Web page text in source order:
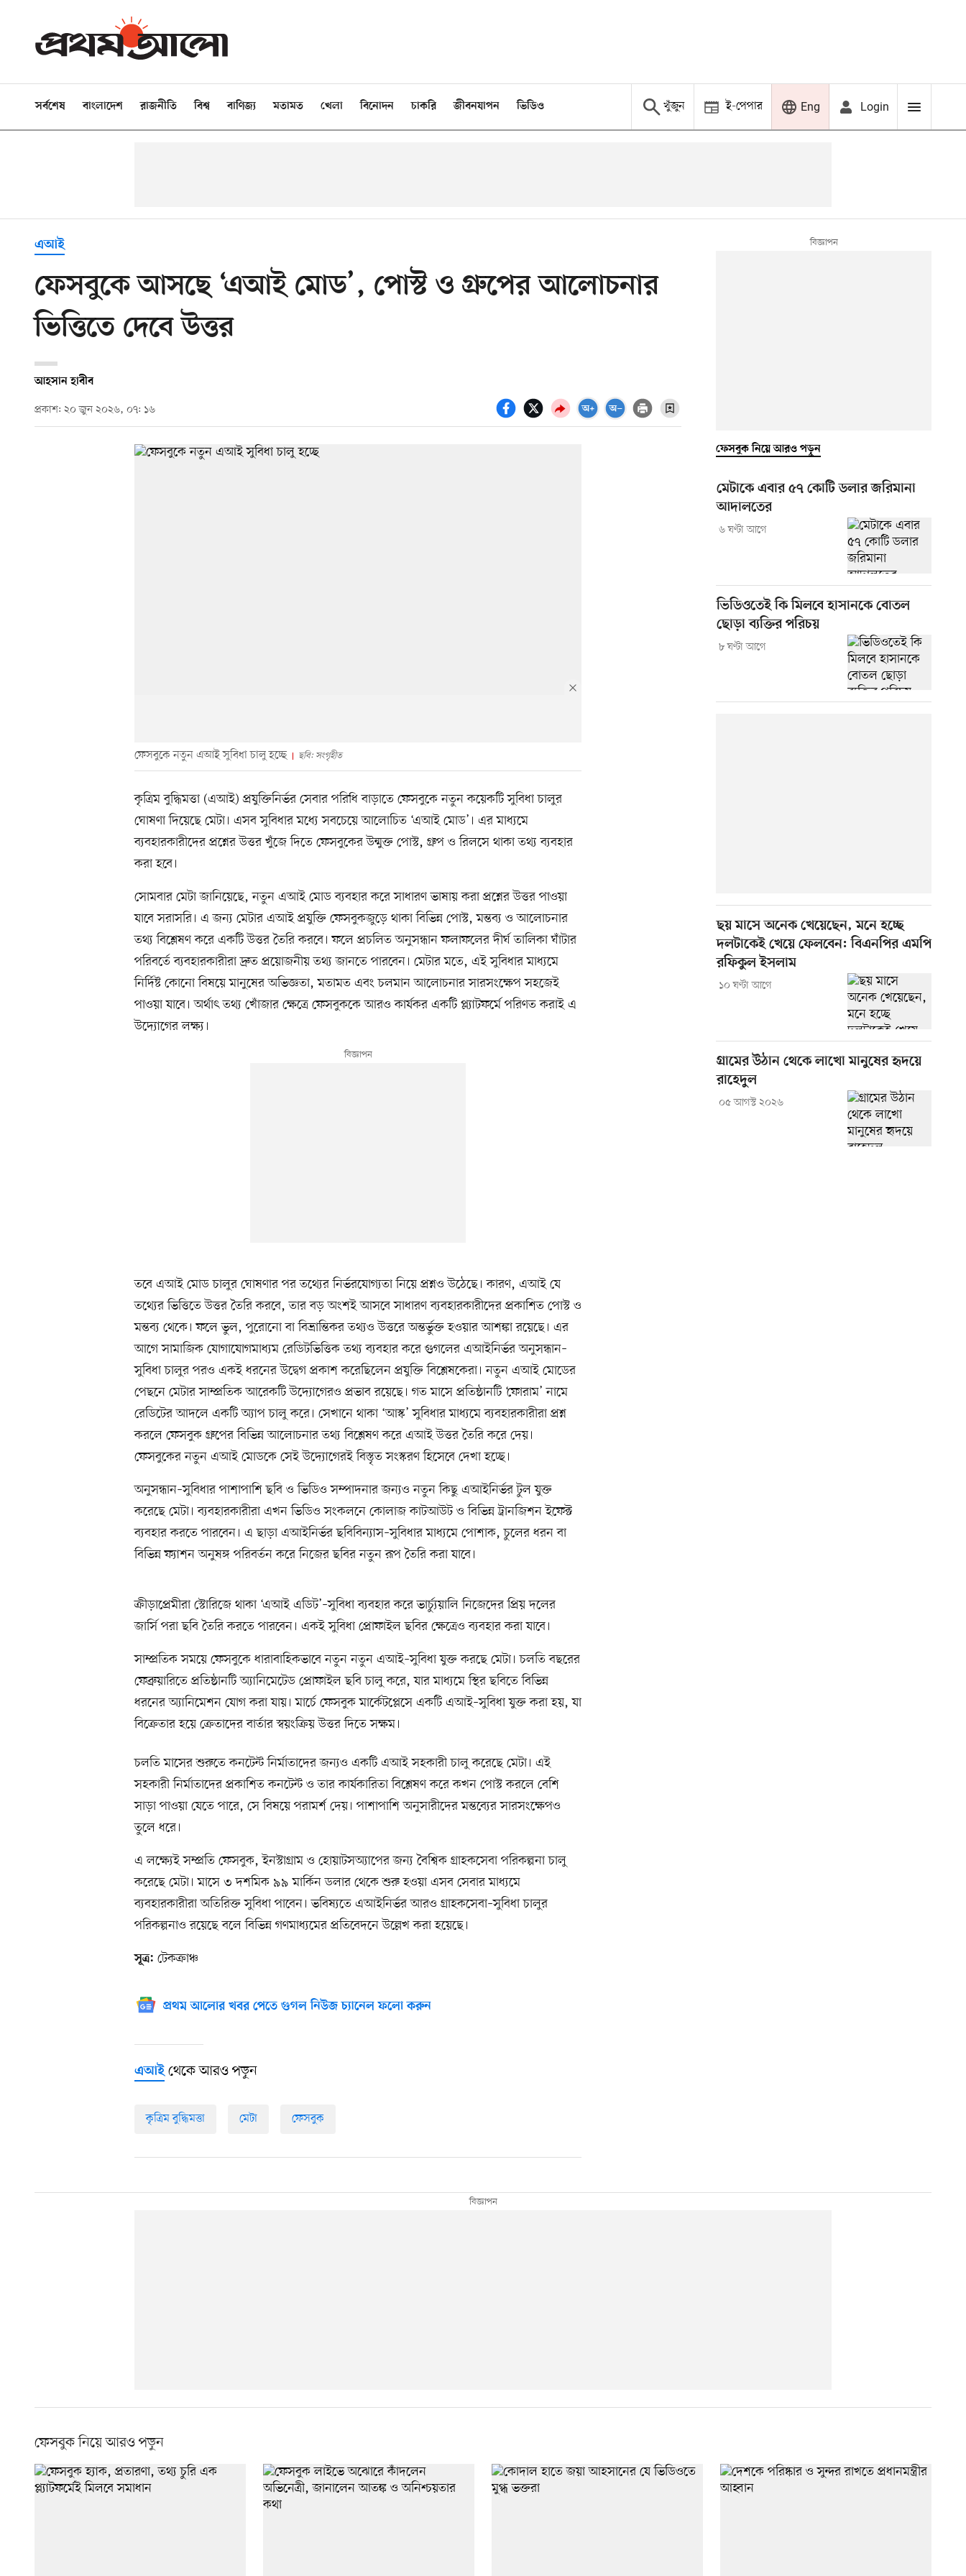
সর্বশেষ বাংলাদেশ রাজনীতি বিশ্ব বাণিজ্য মতামত খেলা বিনোদন চাকরি জীবনযাপন ভিডিও খুঁজুন ই-পেপার Eng Login
এআই
ফেসবুকে আসছে ‘এআই মোড’, পোস্ট ও গ্রুপের আলোচনার
ভিত্তিতে দেবে উত্তর
আহসান হাবীব
প্রকাশ: ২০ জুন ২০২৬, ০৭: ১৬
ফেসবুকে নতুন এআই সুবিধা চালু হচ্ছে ছবি: সংগৃহীত
কৃত্রিম বুদ্ধিমত্তা (এআই) প্রযুক্তিনির্ভর সেবার পরিধি বাড়াতে ফেসবুকে নতুন কয়েকটি সুবিধা চালুর
ঘোষণা দিয়েছে মেটা। এসব সুবিধার মধ্যে সবচেয়ে আলোচিত ‘এআই মোড’। এর মাধ্যমে
ব্যবহারকারীদের প্রশ্নের উত্তর খুঁজে দিতে ফেসবুকের উন্মুক্ত পোস্ট, গ্রুপ ও রিলসে থাকা তথ্য ব্যবহার
করা হবে।
সোমবার মেটা জানিয়েছে, নতুন এআই মোড ব্যবহার করে সাধারণ ভাষায় করা প্রশ্নের উত্তর পাওয়া
যাবে সরাসরি। এ জন্য মেটার এআই প্রযুক্তি ফেসবুকজুড়ে থাকা বিভিন্ন পোস্ট, মন্তব্য ও আলোচনার
তথ্য বিশ্লেষণ করে একটি উত্তর তৈরি করবে। ফলে প্রচলিত অনুসন্ধান ফলাফলের দীর্ঘ তালিকা ঘাঁটার
পরিবর্তে ব্যবহারকারীরা দ্রুত প্রয়োজনীয় তথ্য জানতে পারবেন। মেটার মতে, এই সুবিধার মাধ্যমে
নির্দিষ্ট কোনো বিষয়ে মানুষের অভিজ্ঞতা, মতামত এবং চলমান আলোচনার সারসংক্ষেপ সহজেই
পাওয়া যাবে। অর্থাৎ তথ্য খোঁজার ক্ষেত্রে ফেসবুককে আরও কার্যকর একটি প্ল্যাটফর্মে পরিণত করাই এ
উদ্যোগের লক্ষ্য।
তবে এআই মোড চালুর ঘোষণার পর তথ্যের নির্ভরযোগ্যতা নিয়ে প্রশ্নও উঠেছে। কারণ, এআই যে
তথ্যের ভিত্তিতে উত্তর তৈরি করবে, তার বড় অংশই আসবে সাধারণ ব্যবহারকারীদের প্রকাশিত পোস্ট ও
মন্তব্য থেকে। ফলে ভুল, পুরোনো বা বিভ্রান্তিকর তথ্যও উত্তরে অন্তর্ভুক্ত হওয়ার আশঙ্কা রয়েছে। এর
আগে সামাজিক যোগাযোগমাধ্যম রেডিটভিত্তিক তথ্য ব্যবহার করে গুগলের এআইনির্ভর অনুসন্ধান–
সুবিধা চালুর পরও একই ধরনের উদ্বেগ প্রকাশ করেছিলেন প্রযুক্তি বিশ্লেষকেরা। নতুন এআই মোডের
পেছনে মেটার সাম্প্রতিক আরেকটি উদ্যোগেরও প্রভাব রয়েছে। গত মাসে প্রতিষ্ঠানটি ‘ফোরাম’ নামে
রেডিটের আদলে একটি অ্যাপ চালু করে। সেখানে থাকা ‘আস্ক’ সুবিধার মাধ্যমে ব্যবহারকারীরা প্রশ্ন
করলে ফেসবুক গ্রুপের বিভিন্ন আলোচনার তথ্য বিশ্লেষণ করে এআই উত্তর তৈরি করে দেয়।
ফেসবুকের নতুন এআই মোডকে সেই উদ্যোগেরই বিস্তৃত সংস্করণ হিসেবে দেখা হচ্ছে।
অনুসন্ধান–সুবিধার পাশাপাশি ছবি ও ভিডিও সম্পাদনার জন্যও নতুন কিছু এআইনির্ভর টুল যুক্ত
করেছে মেটা। ব্যবহারকারীরা এখন ভিডিও সংকলনে কোলাজ কাটআউট ও বিভিন্ন ট্রানজিশন ইফেক্ট
ব্যবহার করতে পারবেন। এ ছাড়া এআইনির্ভর ছবিবিন্যাস–সুবিধার মাধ্যমে পোশাক, চুলের ধরন বা
বিভিন্ন ফ্যাশন অনুষঙ্গ পরিবর্তন করে নিজের ছবির নতুন রূপ তৈরি করা যাবে।
ক্রীড়াপ্রেমীরা স্টোরিজে থাকা ‘এআই এডিট’–সুবিধা ব্যবহার করে ভার্চ্যুয়ালি নিজেদের প্রিয় দলের
জার্সি পরা ছবি তৈরি করতে পারবেন। একই সুবিধা প্রোফাইল ছবির ক্ষেত্রেও ব্যবহার করা যাবে।
সাম্প্রতিক সময়ে ফেসবুকে ধারাবাহিকভাবে নতুন নতুন এআই–সুবিধা যুক্ত করছে মেটা। চলতি বছরের
ফেব্রুয়ারিতে প্রতিষ্ঠানটি অ্যানিমেটেড প্রোফাইল ছবি চালু করে, যার মাধ্যমে স্থির ছবিতে বিভিন্ন
ধরনের অ্যানিমেশন যোগ করা যায়। মার্চে ফেসবুক মার্কেটপ্লেসে একটি এআই–সুবিধা যুক্ত করা হয়, যা
বিক্রেতার হয়ে ক্রেতাদের বার্তার স্বয়ংক্রিয় উত্তর দিতে সক্ষম।
চলতি মাসের শুরুতে কনটেন্ট নির্মাতাদের জন্যও একটি এআই সহকারী চালু করেছে মেটা। এই
সহকারী নির্মাতাদের প্রকাশিত কনটেন্ট ও তার কার্যকারিতা বিশ্লেষণ করে কখন পোস্ট করলে বেশি
সাড়া পাওয়া যেতে পারে, সে বিষয়ে পরামর্শ দেয়। পাশাপাশি অনুসারীদের মন্তব্যের সারসংক্ষেপও
তুলে ধরে।
এ লক্ষ্যেই সম্প্রতি ফেসবুক, ইনস্টাগ্রাম ও হোয়াটসঅ্যাপের জন্য বৈশ্বিক গ্রাহকসেবা পরিকল্পনা চালু
করেছে মেটা। মাসে ৩ দশমিক ৯৯ মার্কিন ডলার থেকে শুরু হওয়া এসব সেবার মাধ্যমে
ব্যবহারকারীরা অতিরিক্ত সুবিধা পাবেন। ভবিষ্যতে এআইনির্ভর আরও গ্রাহকসেবা–সুবিধা চালুর
পরিকল্পনাও রয়েছে বলে বিভিন্ন গণমাধ্যমের প্রতিবেদনে উল্লেখ করা হয়েছে।
সূত্র: টেকক্রাঞ্চ
প্রথম আলোর খবর পেতে গুগল নিউজ চ্যানেল ফলো করুন
এআইথেকে আরও পড়ুন
কৃত্রিম বুদ্ধিমত্তা মেটা ফেসবুক
ফেসবুক নিয়ে আরও পড়ুন
মেটাকে এবার ৫৭ কোটি ডলার জরিমানা
আদালতের
৬ ঘণ্টা আগে
ভিডিওতেই কি মিলবে হাসানকে বোতল
ছোড়া ব্যক্তির পরিচয়
৮ ঘণ্টা আগে
ছয় মাসে অনেক খেয়েছেন, মনে হচ্ছে
দলটাকেই খেয়ে ফেলবেন: বিএনপির এমপি
রফিকুল ইসলাম
১০ ঘণ্টা আগে
গ্রামের উঠান থেকে লাখো মানুষের হৃদয়ে
রাহেদুল
০৫ আগস্ট ২০২৬
ফেসবুক নিয়ে আরও পড়ুন